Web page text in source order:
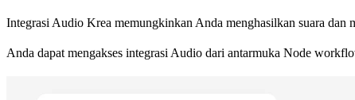
Integrasi Audio Krea memungkinkan Anda menghasilkan suara dan
Anda dapat mengakses integrasi Audio dari antarmuka Node